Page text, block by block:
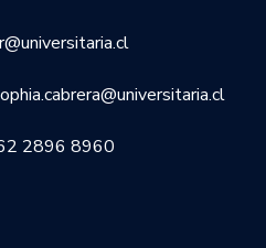
2896 8960